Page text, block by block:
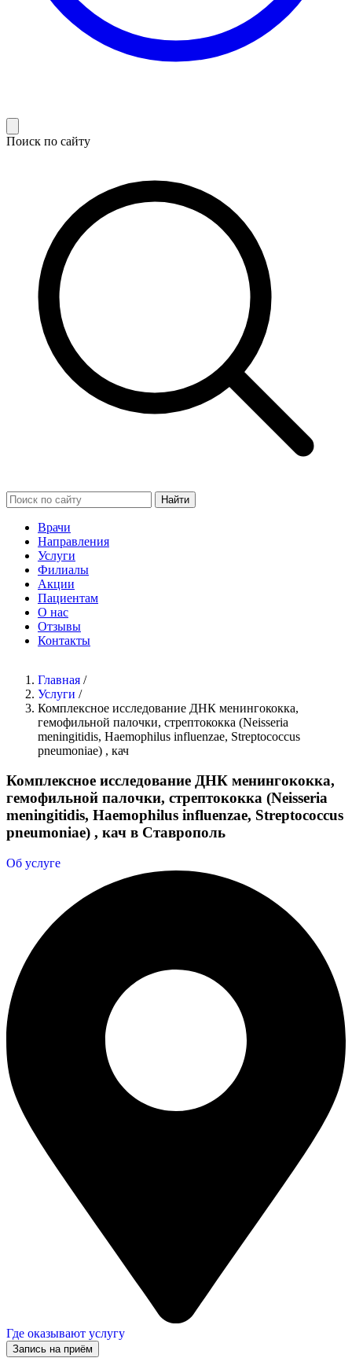
Поиск по сайту
Найти
Врачи
Направления
Услуги
Филиалы
Акции
Пациентам
О нас
Отзывы
Контакты
Главная /
Услуги /
Комплексное исследование ДНК менингококка,
гемофильной палочки, стрептококка (Neisseria
meningitidis, Haemophilus influenzae, Streptococcus
pneumoniae) , кач
Комплексное исследование ДНК менингококка,
гемофильной палочки, стрептококка (Neisseria
meningitidis, Haemophilus influenzae, Streptococcus
pneumoniae) , кач в Ставрополь
Об услуге
Где оказывают услугу
Запись на приём